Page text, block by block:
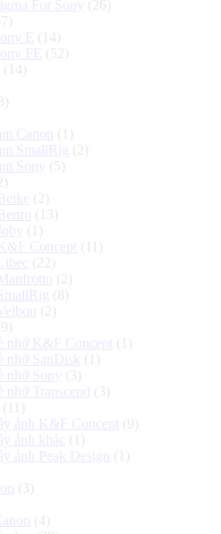
For Sony (26)
E
(14)
FE
(52)
(14)
Canon
(1)
SmallRig (2)
Sony (5)
(2)
(13)
(1)
Concept (11)
(22)
(2)
(8)
(2)
nhớ K&F Concept (1)
nhớ SanDisk (1)
nhớ Sony (3)
Transcend
(3)
(11)
ảnh K&F Concept (9)
ảnh khác (1)
ảnh Peak Design
(1)
(3)
(4)